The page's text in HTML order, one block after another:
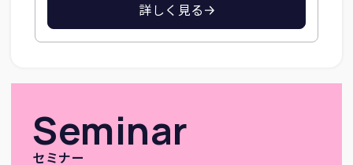
詳しく見る
Seminar
セミナー